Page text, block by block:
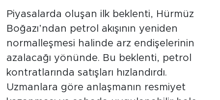
Piyasalarda oluşan ilk beklenti, Hürmüz
Boğazı’ndan petrol akışının yeniden
normalleşmesi halinde arz endişelerinin
azalacağı yönünde. Bu beklenti, petrol
kontratlarında satışları hızlandırdı.
Uzmanlara göre anlaşmanın resmiyet